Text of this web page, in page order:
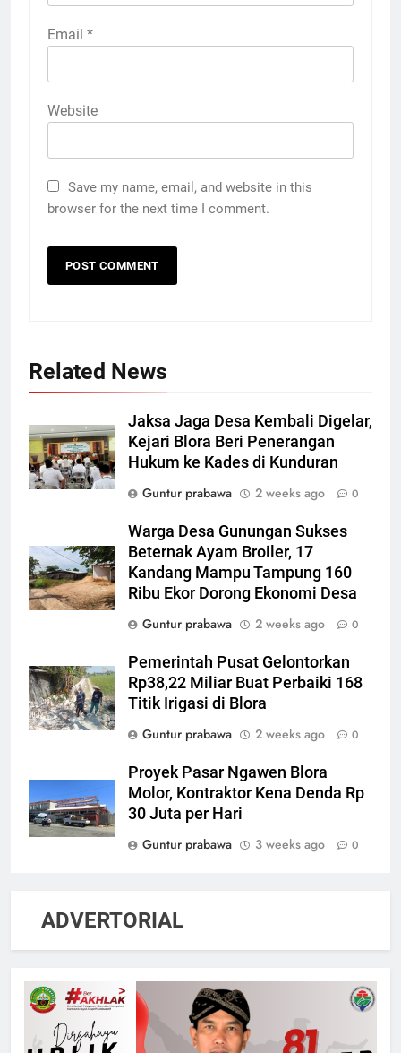
Email *
Website
Save my name, email, and website in this
browser for the next time I comment.
Related News
Jaksa Jaga Desa Kembali Digelar,
Kejari Blora Beri Penerangan
Hukum ke Kades di Kunduran
Guntur prabawa
2 weeks ago 0
Warga Desa Gunungan Sukses
Beternak Ayam Broiler, 17
Kandang Mampu Tampung 160
Ribu Ekor Dorong Ekonomi Desa
Guntur prabawa
2 weeks ago 0
Pemerintah Pusat Gelontorkan
Rp38,22 Miliar Buat Perbaiki 168
Titik Irigasi di Blora
Guntur prabawa
2 weeks ago 0
Proyek Pasar Ngawen Blora
Molor, Kontraktor Kena Denda Rp
30 Juta per Hari
Guntur prabawa
3 weeks ago 0
ADVERTORIAL
5
65 Siswa SD Negeri Jetak
Kunduran Tetap Semangat KBM
6
Rp 30 Juta per Hari
EKONOMI
7